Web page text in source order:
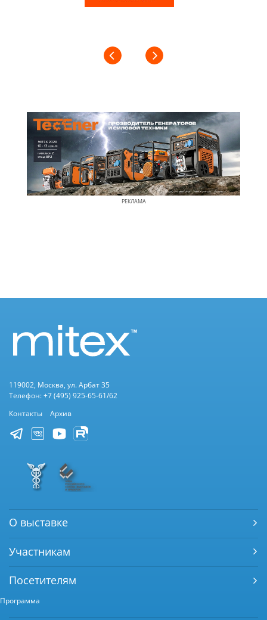
РЕКЛАМА
119002, Москва, ул. Арбат 35
Телефон: +7 (495) 925-65-61/62
Контакты
Архив
О выставке
Участникам
Посетителям
Программа